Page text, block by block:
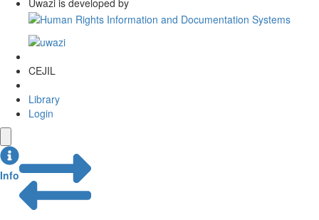
Uwazi is developed by
CEJIL
Library
Login
Info